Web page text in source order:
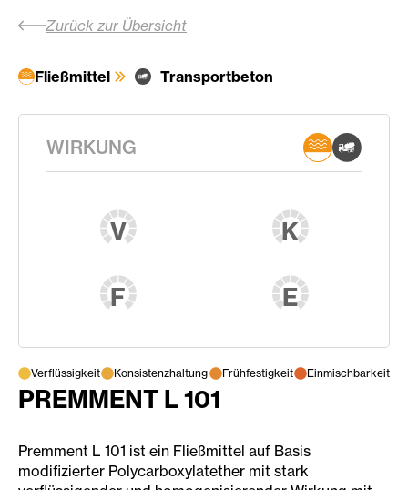
Zurück zur Übersicht
Fließmittel Transportbeton
WIRKUNG
V K
F E
Verflüssigkeit Konsistenzhaltung Frühfestigkeit Einmischbarkeit
PREMMENT L 101
Premment L 101 ist ein Fließmittel auf Basis
modifizierter Polycarboxylatether mit stark